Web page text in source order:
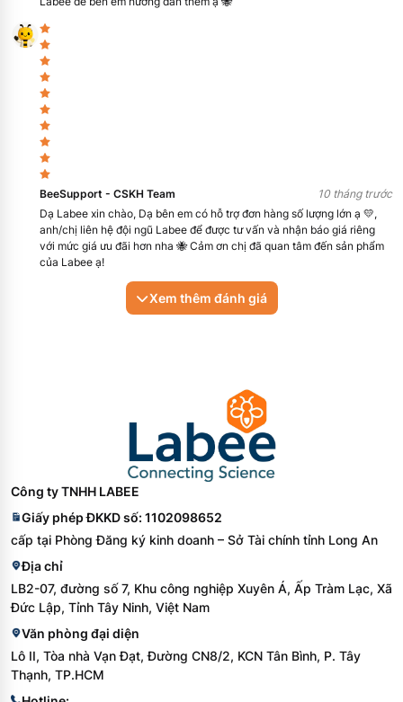
trực tiếp từ hãng TCI.
Các câu hỏi thường gặp (FAQ)
1. 2,4,6-Tri(2-pyridyl)-1,3,5-triazine là gì?
cơ dạng rắn, thường được ứng dụng trong môi trường nghiên cứu
và phân tích hóa học tại phòng thí nghiệm.
3. Sản phẩm này có số CAS RN không?
Có, theo tài liệu kỹ thuật SDS của nhà sản xuất, sản phẩm có mã
CAS RN là 3682-35-7.
4. Nên bảo quản sản phẩm này như thế nào?
và tối. Sản phẩm nhạy cảm với không khí nên cần được lưu trữ
dưới môi trường khí trơ.
5. Sản phẩm có SDS/COA không?
Sản phẩm có sẵn Safety Data Sheet (SDS). Đối với COA, Labee
hỗ trợ cung cấp và tra cứu dựa theo lot/batch thực tế của lô hàng
khi giao.
BeeSupport - CSKH Team
10 tháng trước
Dạ Labee xin chào, Dạ bên em có hỗ trợ đơn hàng số lượng lớn ạ 💛,
anh/chị liên hệ đội ngũ Labee để được tư vấn và nhận báo giá riêng
với mức giá ưu đãi hơn nha 🐝 Cảm ơn chị đã quan tâm đến sản phẩm
của Labee ạ!
Xem thêm đánh giá
Công ty TNHH LABEE
Giấy phép ĐKKD số: 1102098652
cấp tại Phòng Đăng ký kinh doanh – Sở Tài chính tỉnh Long An
Địa chỉ
LB2-07, đường số 7, Khu công nghiệp Xuyên Á, Ấp Tràm Lạc, Xã
Đức Lập, Tỉnh Tây Ninh, Việt Nam
Văn phòng đại diện
Lô II, Tòa nhà Vạn Đạt, Đường CN8/2, KCN Tân Bình, P. Tây
Thạnh, TP.HCM